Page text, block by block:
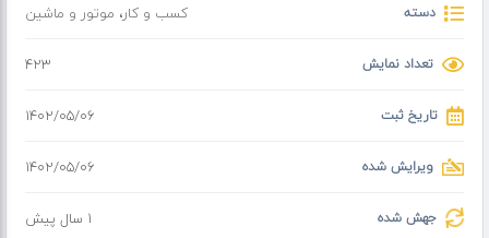
دسته کسب و کار، موتور و ماشین
تعداد نمایش 423
تاریخ ثبت ۱۴۰۲/۰۵/۰۶
ویرایش شده ۱۴۰۲/۰۵/۰۶
جهش شده 1 سال پیش